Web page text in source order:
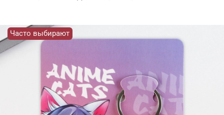
Часто выбирают